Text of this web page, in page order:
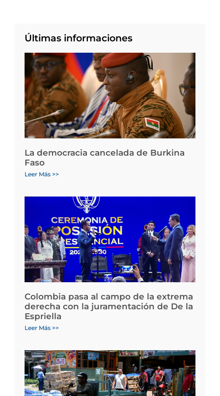
Últimas informaciones
La democracia cancelada de Burkina
Faso
Leer Más >>
Colombia pasa al campo de la extrema
derecha con la juramentación de De la
Espriella
Leer Más >>